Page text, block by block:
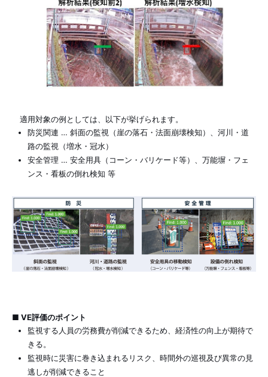
適用対象の例としては、以下が挙げられます。
防災関連 … 斜面の監視（崖の落石・法面崩壊検知）、河川・道
路の監視（増水・冠水）
安全管理 … 安全用具（コーン・バリケード等）、万能塀・フェ
ンス・看板の倒れ検知 等
■ VE評価のポイント
監視する人員の労務費が削減できるため、経済性の向上が期待で
きる。
監視時に災害に巻き込まれるリスク、時間外の巡視及び異常の見
逃しが削減できること